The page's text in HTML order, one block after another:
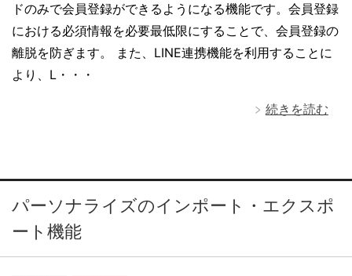
ドのみで会員登録ができるようになる機能です。会員登録
における必須情報を必要最低限にすることで、会員登録の
離脱を防ぎます。 また、LINE連携機能を利用することに
より、L・・・
続きを読む
パーソナライズのインポート・エクスポ
ート機能